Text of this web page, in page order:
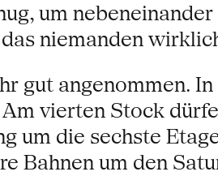
um
niemanden
gut angenommen.
vierten Stock
um die sechste
Bahnen um den